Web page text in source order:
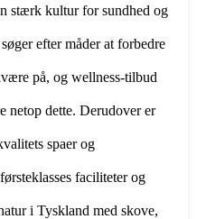
stærk kultur for sundhed og
efter måder at forbedre
på, og wellness-tilbud
netop dette. Derudover er
spaer og
faciliteter og
i Tyskland med skove,